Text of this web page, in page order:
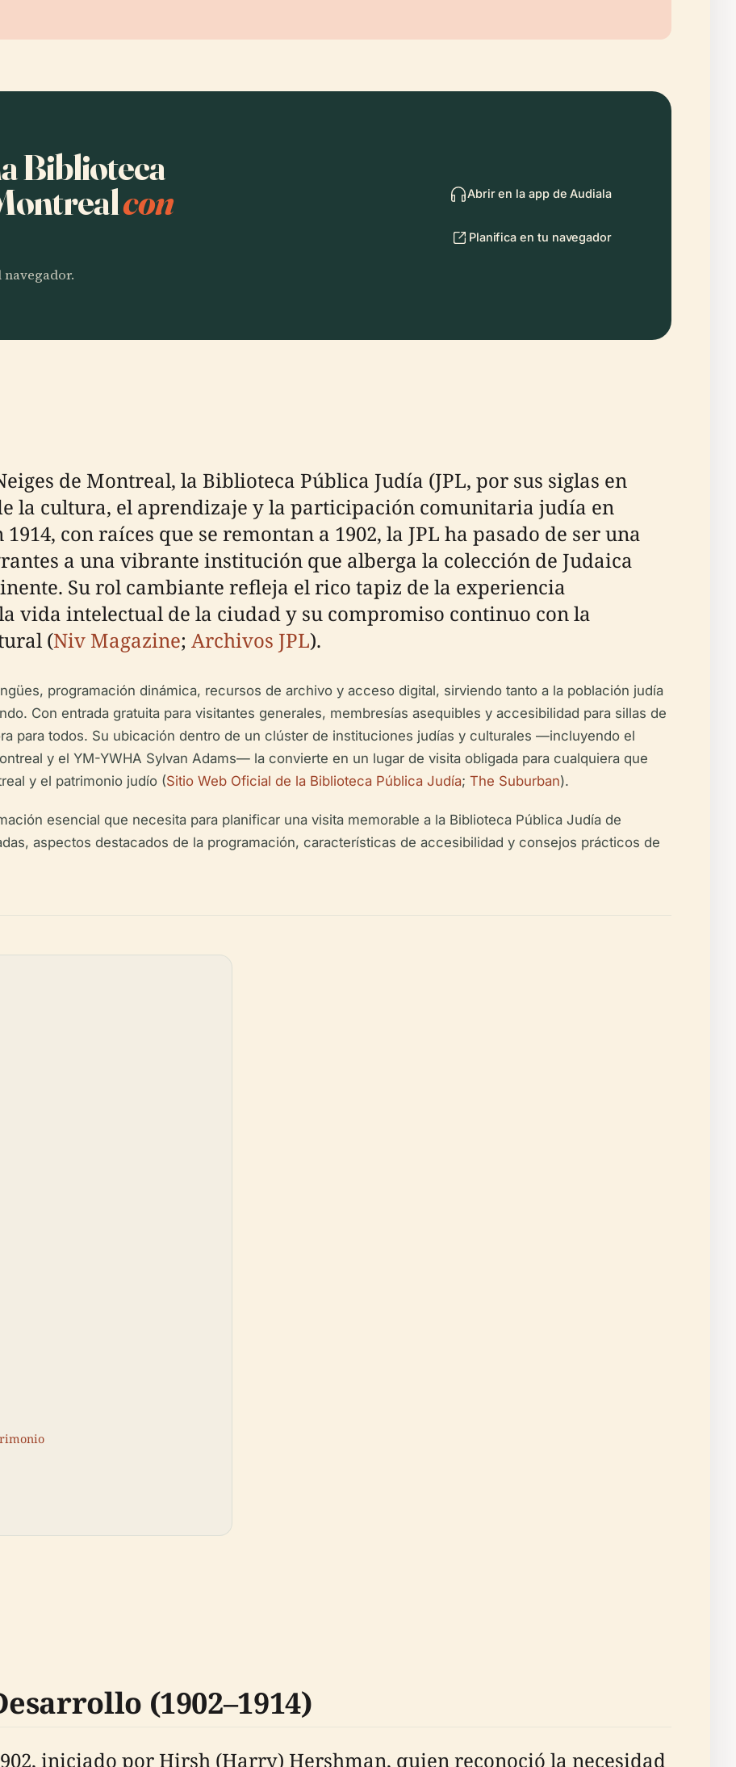
Biblioteca
con Abrir en la app de Audiala
Planifica en tu navegador
de Montreal, la Biblioteca Pública Judía (JPL, por sus siglas en
la cultura, el aprendizaje y la participación comunitaria judía en
con raíces que se remontan a 1902, la JPL ha pasado de ser una
a una vibrante institución que alberga la colección de Judaica
Su rol cambiante refleja el rico tapiz de la experiencia
vida intelectual de la ciudad y su compromiso continuo con la
(Niv Magazine; Archivos JPL).
programación dinámica, recursos de archivo y acceso digital, sirviendo tanto a la población judía
Con entrada gratuita para visitantes generales, membresías asequibles y accesibilidad para sillas de
para todos. Su ubicación dentro de un clúster de instituciones judías y culturales —incluyendo el
y el YM-YWHA Sylvan Adams— la convierte en un lugar de visita obligada para cualquiera que
y el patrimonio judío (Sitio Web Oficial de la Biblioteca Pública Judía; The Suburban).
esencial que necesita para planificar una visita memorable a la Biblioteca Pública Judía de
aspectos destacados de la programación, características de accesibilidad y consejos prácticos de
(1902–1914)
iniciado por Hirsh (Harry) Hershman, quien reconoció la necesidad